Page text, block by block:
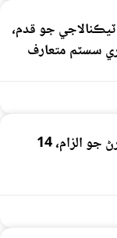
جو قدم،
سسٽم متعارف
گنگا ندي ۾ ٻيڙي تي افطاري ڪرڻ جو الزام، 14